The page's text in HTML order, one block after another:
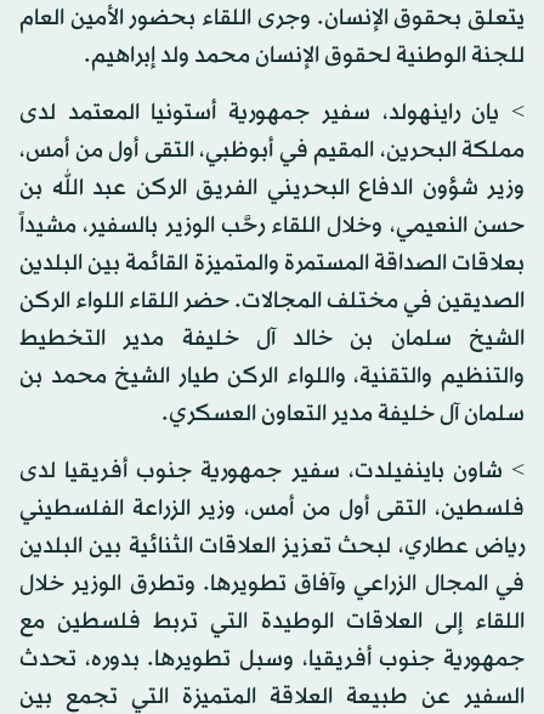
يتعلق بحقوق الإنسان. وجرى اللقاء بحضور الأمين العام
للجنة الوطنية لحقوق الإنسان محمد ولد إبراهيم.
> يان راينهولد، سفير جمهورية أستونيا المعتمد لدى
مملكة البحرين، المقيم في أبوظبي، التقى أول من أمس،
وزير شؤون الدفاع البحريني الفريق الركن عبد الله بن
حسن النعيمي، وخلال اللقاء رحَّب الوزير بالسفير، مشيداً
بعلاقات الصداقة المستمرة والمتميزة القائمة بين البلدين
الصديقين في مختلف المجالات. حضر اللقاء اللواء الركن
الشيخ سلمان بن خالد آل خليفة مدير التخطيط
والتنظيم والتقنية، واللواء الركن طيار الشيخ محمد بن
سلمان آل خليفة مدير التعاون العسكري.
> شاون باينفيلدت، سفير جمهورية جنوب أفريقيا لدى
فلسطين، التقى أول من أمس، وزير الزراعة الفلسطيني
رياض عطاري، لبحث تعزيز العلاقات الثنائية بين البلدين
في المجال الزراعي وآفاق تطويرها. وتطرق الوزير خلال
اللقاء إلى العلاقات الوطيدة التي تربط فلسطين مع
جمهورية جنوب أفريقيا، وسبل تطويرها. بدوره، تحدث
السفير عن طبيعة العلاقة المتميزة التي تجمع بين